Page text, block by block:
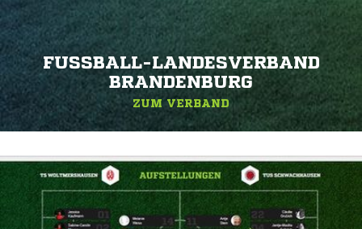
FUSSBALL-LANDESVERBAND B
RANDENBURG
ZUM VERBAND